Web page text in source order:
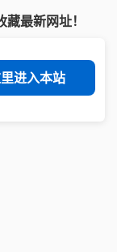
最新网址！
进入本站